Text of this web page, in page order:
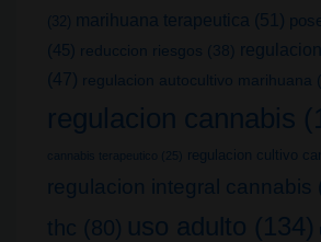
(32)
marihuana terapeutica (51)
(45) reduccion riesgos (38)
(47) regulacion autocultivo marihuana
regulacion cannabis
cannabis terapeutico (25) regulacion cultivo
regulacion integral cannabis
thc (80) uso adulto (134)